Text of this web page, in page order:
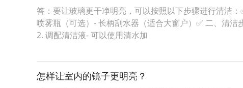
答：要让玻璃更干净明亮，可以按照以下步骤进行清洁
喷雾瓶（可选）- 长柄刮水器（适合大窗户）✅ 二、清
2. 调配清洁液- 可以使用清水加
怎样让室内的镜子更明亮？